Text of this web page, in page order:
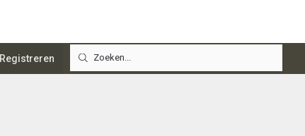
Registreren